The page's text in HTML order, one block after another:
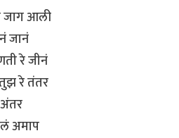
जाग आली
जानं
रे जीनं
रे तंतर
अमाप